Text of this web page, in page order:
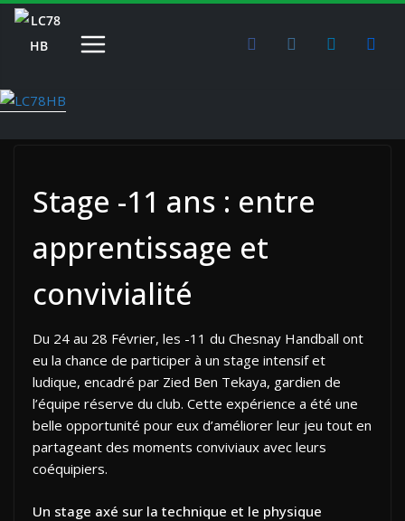
Passer
contenu
Stage -11 ans : entre
apprentissage et
convivialité
Du 24 au 28 Février, les -11 du Chesnay Handball ont
eu la chance de participer à un stage intensif et
ludique, encadré par Zied Ben Tekaya, gardien de
l’équipe réserve du club. Cette expérience a été une
belle opportunité pour eux d’améliorer leur jeu tout en
partageant des moments conviviaux avec leurs
coéquipiers.
Un stage axé sur la technique et le physique